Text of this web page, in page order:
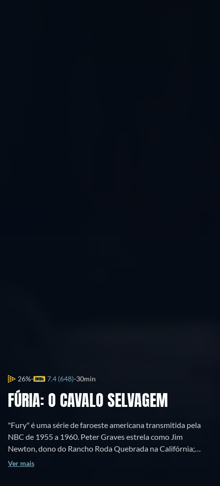
26% 7.4 (648) 30min
FÚRIA: O CAVALO SELVAGEM
"Fury" é uma série de faroeste americana transmitida pela
NBC de 1955 a 1960. Peter Graves estrela como Jim
Newton, dono do Rancho Roda Quebrada na Califórnia;
Bobby Diamond como seu filho adotivo, Joey Clark Newton;
Ver mais